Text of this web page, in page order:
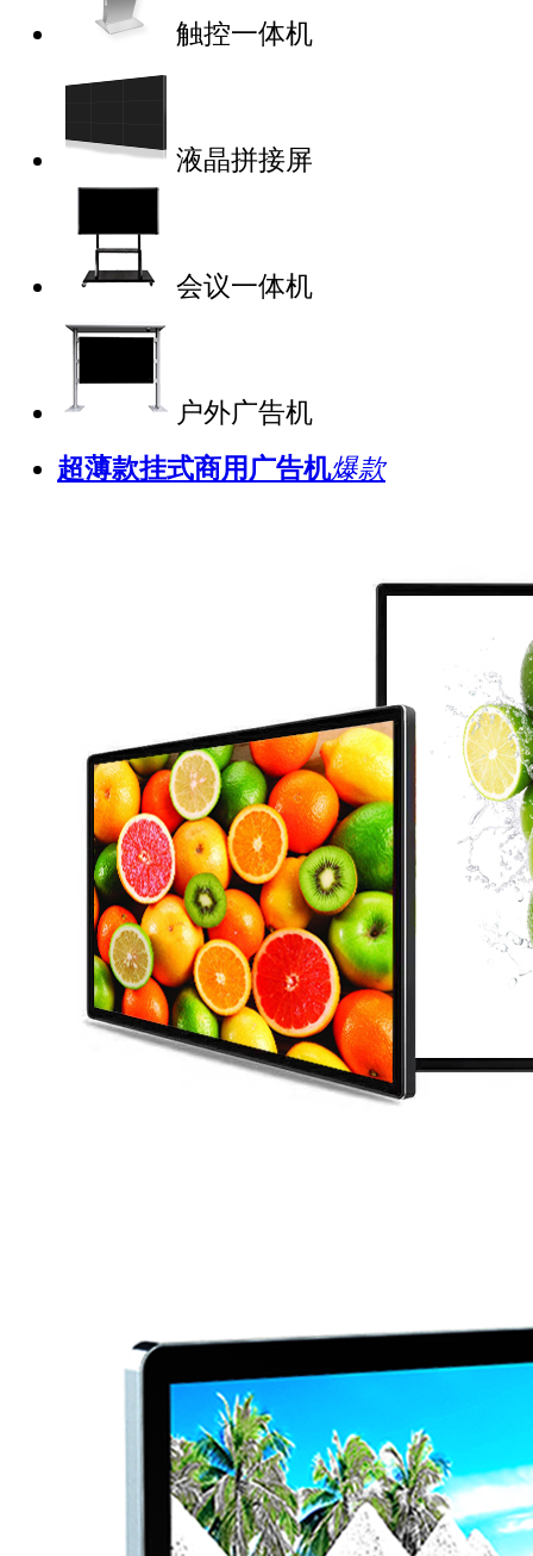
触控一体机
液晶拼接屏
会议一体机
户外广告机
超薄款挂式商用广告机爆款